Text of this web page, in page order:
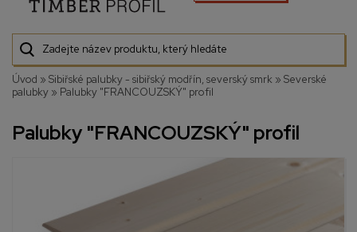
Úvod » Sibiřské palubky - sibiřský modřín, severský smrk » Severské
palubky » Palubky "FRANCOUZSKÝ" profil
Palubky "FRANCOUZSKÝ" profil